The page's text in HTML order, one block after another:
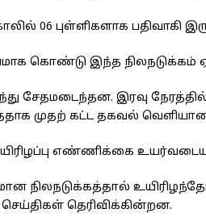
06 புள்ளிகளாக பதிவாகி
கொண்டு இந்த நிலநடுக்கம்
சேதமடைந்தன. இரவு
முதற் கட்ட தகவல்
எண்ணிக்கை
நிலநடுக்கத்தால்
தெரிவிக்கின்றன.